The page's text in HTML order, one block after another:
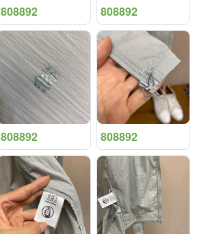
808892 808892
808892 808892